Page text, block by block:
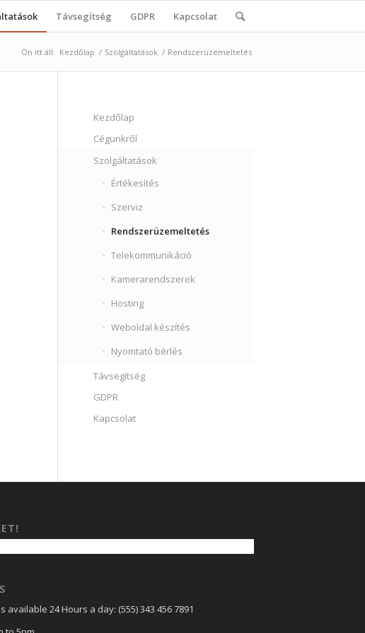
Távsegítség GDPR Kapcsolat
Ön itt áll: Kezdőlap / Szolgáltatások / Rendszerüzemeltetés
Kezdőlap
Cégünkről
Szolgáltatások
Értékesítés
Szerviz
Rendszerüzemeltetés
Telekommunikáció
Kamerarendszerek
Hosting
Weboldal készítés
Nyomtató bérlés
Távsegítség
GDPR
Kapcsolat
available 24 Hours a day: (555) 343 456 7891